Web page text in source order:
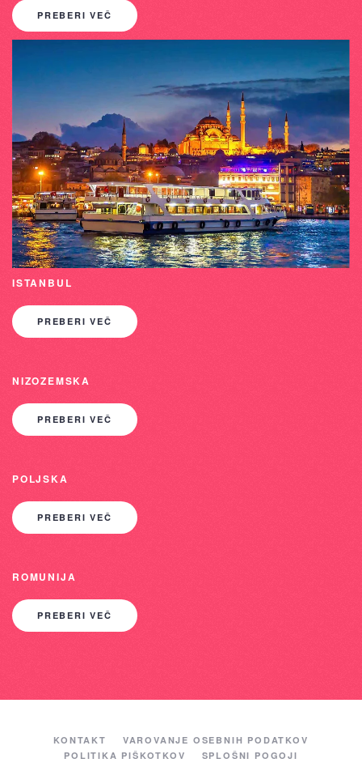
PREBERI VEČ
ISTANBUL
PREBERI VEČ
NIZOZEMSKA
PREBERI VEČ
POLJSKA
PREBERI VEČ
ROMUNIJA
PREBERI VEČ
KONTAKT
VAROVANJE OSEBNIH PODATKOV
POLITIKA PIŠKOTKOV
SPLOŠNI POGOJI